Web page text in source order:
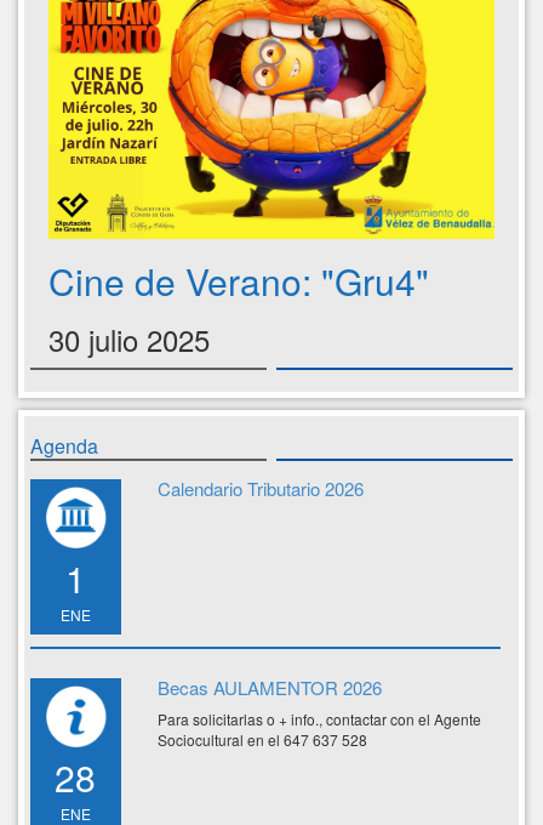
Cine de Verano: "Gru4"
30 julio 2025
Agenda
1
ENE
Calendario Tributario 2026
28
ENE
Becas AULAMENTOR 2026
Para solicitarlas o + info., contactar con el Agente
Sociocultural en el 647 637 528